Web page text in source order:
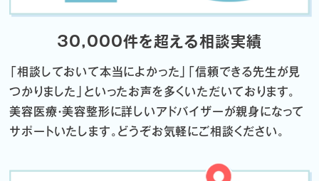
30,000件を超える相談実績
「相談しておいて本当によかった」「信頼できる先生が見
つかりました」 といったお声を多くいただいております。
美容医療・美容整形に詳しいアドバイザーが親身になって
サポートいたします。 どうぞお気軽にご相談ください。